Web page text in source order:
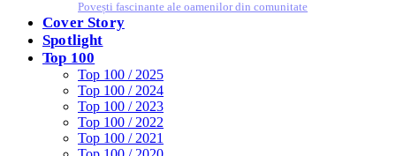
Povești fascinante ale oamenilor din comunitate
Cover Story
Spotlight
Top 100
Top 100 / 2025
Top 100 / 2024
Top 100 / 2023
Top 100 / 2022
Top 100 / 2021